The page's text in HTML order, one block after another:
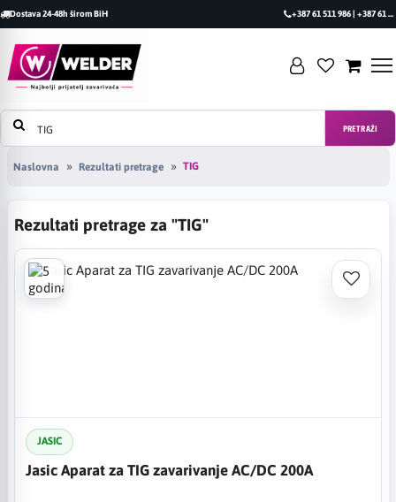
Dostava 24-48h širom BiH +387 61 511 986 | +387 61 493 470
PRETRAŽI
Naslovna Rezultati pretrage TIG
Rezultati pretrage za "TIG"
JASIC
Jasic Aparat za TIG zavarivanje AC/DC 200A